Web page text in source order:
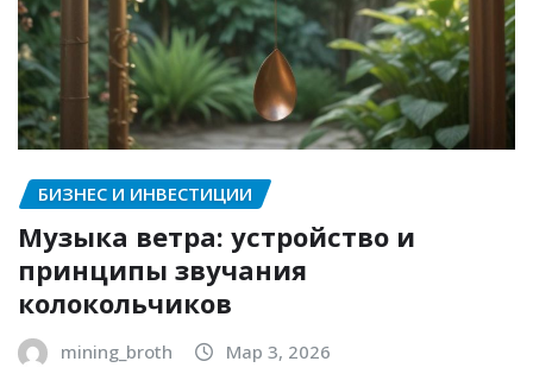
БИЗНЕС И ИНВЕСТИЦИИ
Музыка ветра: устройство и
принципы звучания
колокольчиков
mining_broth Мар 3, 2026